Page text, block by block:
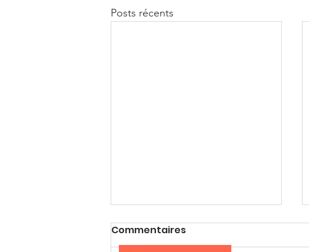
Posts récents
Commentaires